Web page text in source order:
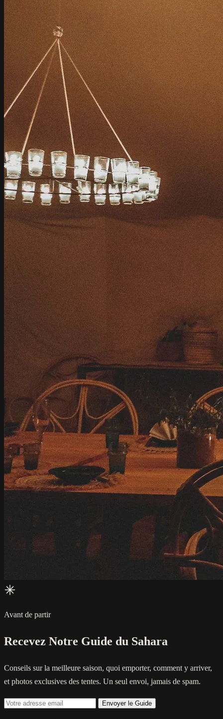
Avant de partir
Recevez Notre Guide du Sahara
Conseils sur la meilleure saison, quoi emporter, comment y arriver,
et photos exclusives des tentes. Un seul envoi, jamais de spam.
Envoyer le Guide